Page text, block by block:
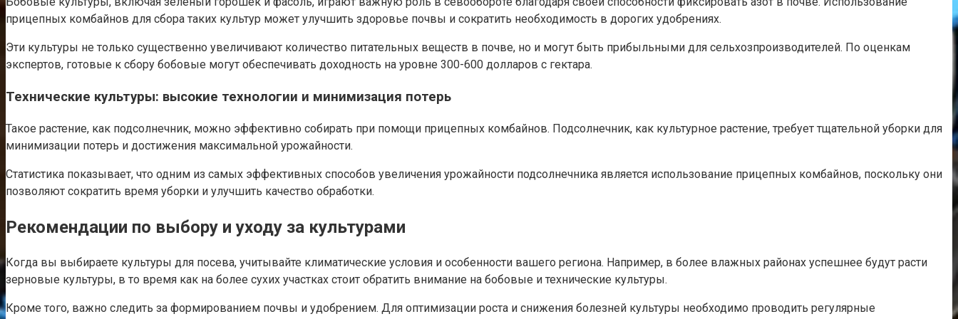
прицепных комбайнов для сбора таких культур может улучшить здоровье почвы и сократить необходимость в дорогих удобрениях.
Эти культуры не только существенно увеличивают количество питательных веществ в почве, но и могут быть прибыльными для сельхозпроизводителей. По оценкам
экспертов, готовые к сбору бобовые могут обеспечивать доходность на уровне 300-600 долларов с гектара.
Технические культуры: высокие технологии и минимизация потерь
Такое растение, как подсолнечник, можно эффективно собирать при помощи прицепных комбайнов. Подсолнечник, как культурное растение, требует тщательной уборки для
минимизации потерь и достижения максимальной урожайности.
Статистика показывает, что одним из самых эффективных способов увеличения урожайности подсолнечника является использование прицепных комбайнов, поскольку они
позволяют сократить время уборки и улучшить качество обработки.
Рекомендации по выбору и уходу за культурами
Когда вы выбираете культуры для посева, учитывайте климатические условия и особенности вашего региона. Например, в более влажных районах успешнее будут расти
зерновые культуры, в то время как на более сухих участках стоит обратить внимание на бобовые и технические культуры.
Кроме того, важно следить за формированием почвы и удобрением. Для оптимизации роста и снижения болезней культуры необходимо проводить регулярные